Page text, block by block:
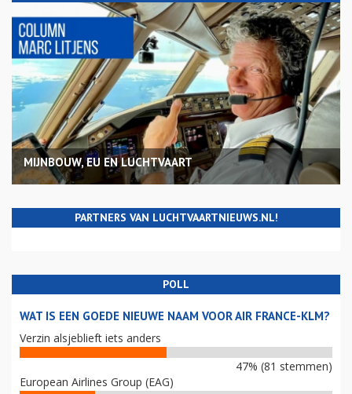
MIJNBOUW, EU EN LUCHTVAART
PARTNERS VAN LUCHTVAARTNIEUWS.NL!
POLL
WAT IS EEN GOEDE NIEUWE NAAM VOOR AIR FRANCE-KLM?
Verzin alsjeblieft iets anders
47% (81 stemmen)
European Airlines Group (EAG)